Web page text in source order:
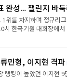
완성... 챌린지 바
위를 차지하며 정규리
시 한국기원 대회장에
민형, 이지현 격파
랭킹이 높았던 이지현